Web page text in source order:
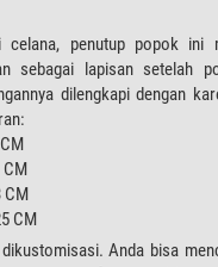
celana, penutup popok ini
sebagai lapisan setelah
dilengkapi dengan
CM
CM
CM
Anda bisa